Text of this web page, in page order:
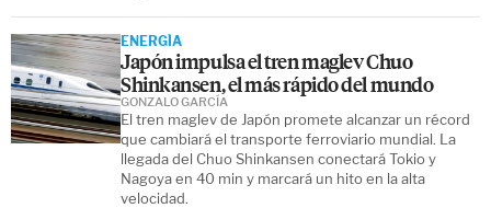
ENERGÍA
Japón impulsa el tren maglev Chuo
Shinkansen, el más rápido del mundo
El tren maglev de Japón promete alcanzar un récord
que cambiará el transporte ferroviario mundial. La
llegada del Chuo Shinkansen conectará Tokio y
Nagoya en 40 min y marcará un hito en la alta
velocidad.
GONZALO GARCÍA